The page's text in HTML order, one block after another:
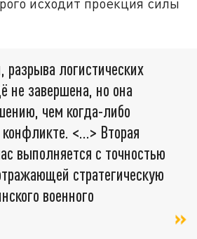
разрыва логистических
не завершена, но она
чем когда-либо
<…> Вторая
выполняется с точностью
стратегическую
военного